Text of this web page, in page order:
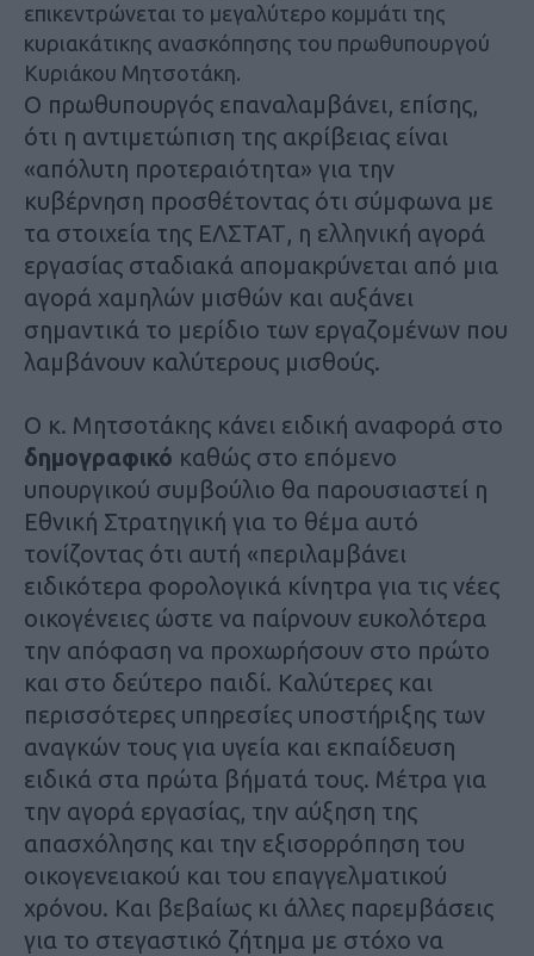
επικεντρώνεται το μεγαλύτερο κομμάτι της
κυριακάτικης ανασκόπησης του πρωθυπουργού
Κυριάκου Μητσοτάκη.
Ο πρωθυπουργός επαναλαμβάνει, επίσης,
ότι η αντιμετώπιση της ακρίβειας είναι
«απόλυτη προτεραιότητα» για την
κυβέρνηση προσθέτοντας ότι σύμφωνα με
τα στοιχεία της ΕΛΣΤΑΤ, η ελληνική αγορά
εργασίας σταδιακά απομακρύνεται από μια
αγορά χαμηλών μισθών και αυξάνει
σημαντικά το μερίδιο των εργαζομένων που
λαμβάνουν καλύτερους μισθούς.
Ο κ. Μητσοτάκης κάνει ειδική αναφορά στο
δημογραφικό καθώς στο επόμενο
υπουργικού συμβούλιο θα παρουσιαστεί η
Εθνική Στρατηγική για το θέμα αυτό
τονίζοντας ότι αυτή «περιλαμβάνει
ειδικότερα φορολογικά κίνητρα για τις νέες
οικογένειες ώστε να παίρνουν ευκολότερα
την απόφαση να προχωρήσουν στο πρώτο
και στο δεύτερο παιδί. Καλύτερες και
περισσότερες υπηρεσίες υποστήριξης των
αναγκών τους για υγεία και εκπαίδευση
ειδικά στα πρώτα βήματά τους. Μέτρα για
την αγορά εργασίας, την αύξηση της
απασχόλησης και την εξισορρόπηση του
οικογενειακού και του επαγγελματικού
χρόνου. Και βεβαίως κι άλλες παρεμβάσεις
για το στεγαστικό ζήτημα με στόχο να